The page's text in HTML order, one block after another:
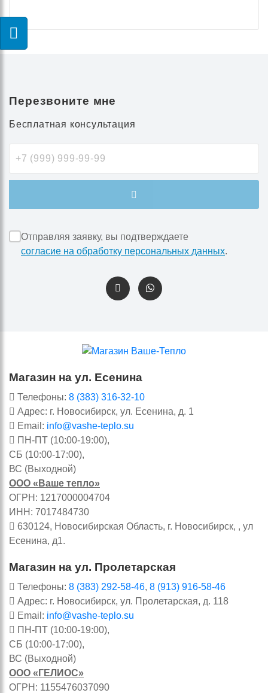
Перезвоните мне
Бесплатная консультация
Отправляя заявку, вы подтверждаете
согласие на обработку персональных данных.
Магазин на ул. Есенина
Телефоны: 8 (383) 316-32-10
Адрес: г. Новосибирск, ул. Есенина, д. 1
Email: info@vashe-teplo.su
ПН-ПТ (10:00-19:00),
СБ (10:00-17:00),
ВС (Выходной)
ООО «Ваше тепло»
ОГРН: 1217000004704
ИНН: 7017484730
630124, Новосибирская Область, г. Новосибирск, , ул
Есенина, д1.
Магазин на ул. Пролетарская
Телефоны: 8 (383) 292-58-46, 8 (913) 916-58-46
Адрес: г. Новосибирск, ул. Пролетарская, д. 118
Email: info@vashe-teplo.su
ПН-ПТ (10:00-19:00),
СБ (10:00-17:00),
ВС (Выходной)
ООО «ГЕЛИОС»
ОГРН: 1155476037090